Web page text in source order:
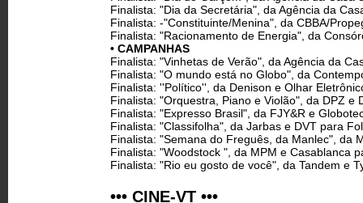
Finalista: "Dia da Secretária", da Agência da
Finalista: -"Constituinte/Menina", da CBBA/
Finalista: "Racionamento de Energia", da
• CAMPANHAS
Finalista: "Vinhetas de Verão", da Agência da
Finalista: "O mundo está no Globo", da
Finalista: ''Político'', da Denison e Olhar
Finalista: "Orquestra, Piano e Violão", da DPZ e
Finalista: "Expresso Brasil", da FJY&R e
Finalista: "Classifolha", da Jarbas e DVT para
Finalista: "Semana do Freguês­, da Manlec", da
Finalista: "Woodstock ", da MPM e Casablanca
Finalista: "Rio eu gosto de você", da Tandem e
••• CINE-VT •••